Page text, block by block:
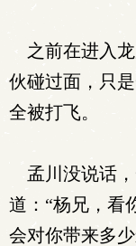
之前在进入龙
伙碰过面，只
全被打飞。
孟川没说话，
道：“杨兄，看
会对你带来多